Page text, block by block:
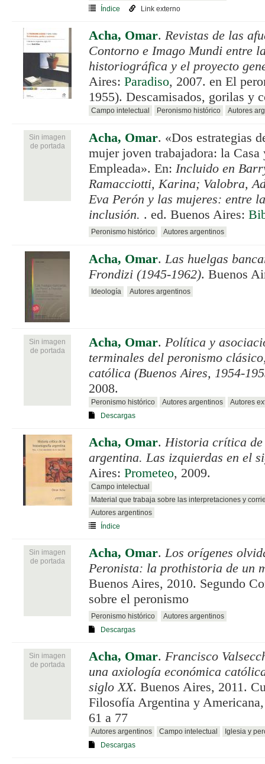
Índice
Link externo
Acha, Omar. Revistas de las
Contorno e Imago Mundi entre
historiográfica y el proyecto
Aires: Paradiso, 2007. en El
1955). Descamisados, gorilas y
Campo intelectual Peronismo histórico Autores
Sin imagen
de portada
Acha, Omar. «Dos estrategias
mujer joven trabajadora: la
Empleada». En: Incluido en
Ramacciotti, Karina; Valobra,
Eva Perón y las mujeres: entre
inclusión. . ed. Buenos Aires:
Peronismo histórico Autores argentinos
Acha, Omar.Las huelgas
Frondizi (1945-1962). Buenos
Ideología Autores argentinos
Sin imagen
de portada
Acha, Omar. Política y
terminales del peronismo
católica (Buenos Aires, 1954-
2008.
Peronismo histórico Autores argentinos
Autores
Descargas
Acha, Omar. Historia crítica
argentina. Las izquierdas en el
Aires: Prometeo, 2009.
Campo intelectual
Material que trabaja sobre las interpretaciones y
Autores argentinos
Índice
Sin imagen
de portada
Acha, Omar.Los orígenes
Peronista: la prothistoria de un
Buenos Aires, 2010. Segundo
sobre el peronismo
Peronismo histórico
Autores argentinos
Descargas
Sin imagen
de portada
Acha, Omar. Francisco
una axiología económica
siglo XX. Buenos Aires, 2011.
Filosofía Argentina y
61 a 77
Autores argentinos Campo intelectual
Iglesia y
Descargas